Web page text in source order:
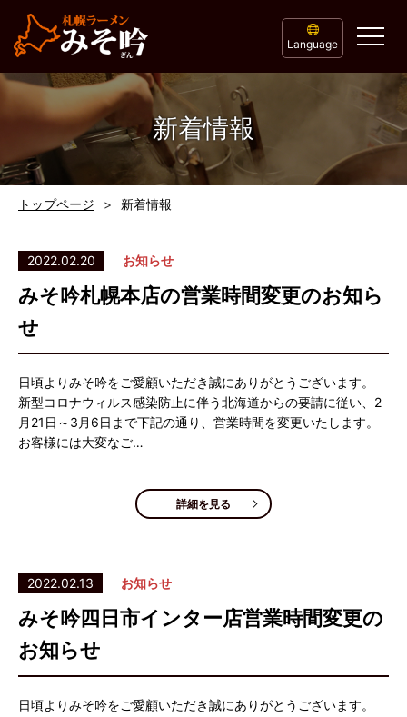
Language
新着情報
トップページ 新着情報
2022.02.20 お知らせ
みそ吟札幌本店の営業時間変更のお知ら
せ
日頃よりみそ吟をご愛顧いただき誠にありがとうございます。
新型コロナウィルス感染防止に伴う北海道からの要請に従い、2
月21日～3月6日まで下記の通り、営業時間を変更いたします。
お客様には大変なご…
詳細を見る
2022.02.13 お知らせ
みそ吟四日市インター店営業時間変更の
お知らせ
日頃よりみそ吟をご愛顧いただき誠にありがとうございます。